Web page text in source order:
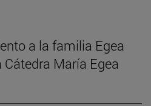
a la familia Egea
María Egea